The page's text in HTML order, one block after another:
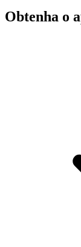
Obtenha o